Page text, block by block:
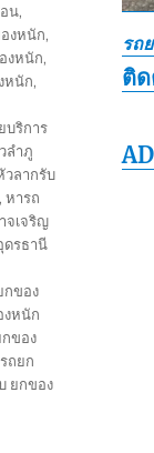
รถ
ติ
น,
งหนัก,
งหนัก,
หนัก,
บริการ
ลำภู
วลากรับ
,หารถ
จเจริญ
ดรธานี
กของ
งหนัก
กของ
ถยก
ยกของ